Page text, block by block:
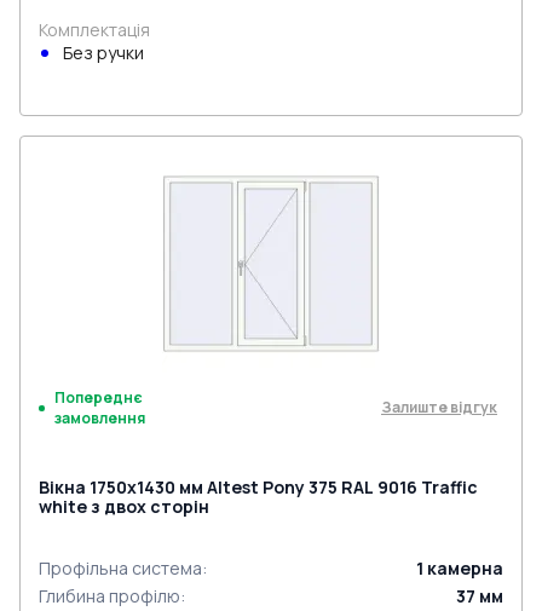
Комплектація
Без ручки
Попереднє
замовлення
Залиште відгук
Вікна 1750x1430 мм Altest Pony 375 RAL 9016 Traffic
white з двох сторін
Профільна система: 1 камерна
Глибина профілю: 37 мм